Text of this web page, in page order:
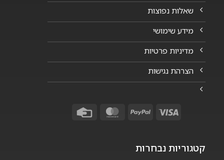
שאלות נפוצות
מידע שימושי
מדיניות פרטיות
הצרהת נגישות
Visa
PayPal
MasterCard
קטגוריות נבחרות